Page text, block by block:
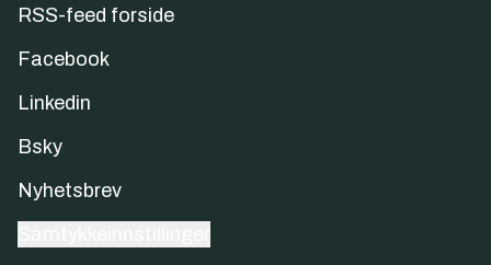
RSS-feed forside
Facebook
Linkedin
Bsky
Nyhetsbrev